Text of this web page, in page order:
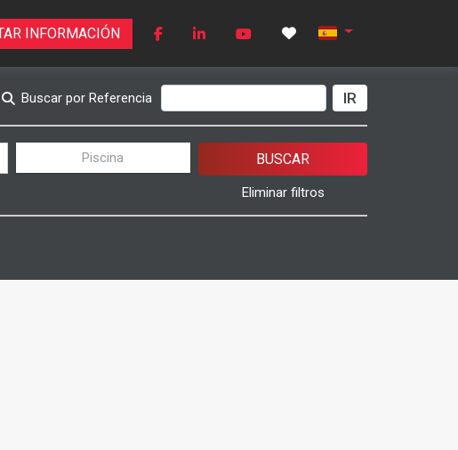
INFORMACIÓN
Buscar por Referencia IR
Piscina BUSCAR
Eliminar filtros